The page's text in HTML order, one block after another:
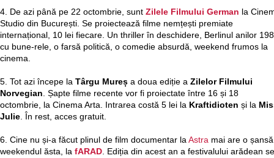
4. De azi până pe 22 octombrie, sunt Zilele Filmului German la
Studio din București. Se proiectează filme nemțești premiate
internațional, 10 lei fiecare. Un thriller în deschidere, Berlinul anilor
cu bune-rele, o farsă politică, o comedie absurdă, weekend frumos la
cinema.
5. Tot azi începe la Târgu Mureș a doua ediție a Zilelor Filmului
Norvegian. Șapte filme recente vor fi proiectate între 16 și 18
octombrie, la Cinema Arta. Intrarea costă 5 lei la Kraftidioten și la
Julie. În rest, acces gratuit.
6. Cine nu și-a făcut plinul de film documentar la Astra mai are o șansă
weekendul ăsta, la fARAD. Ediția din acest an a festivalului arădean se